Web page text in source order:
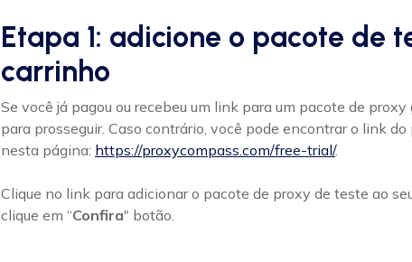
Etapa 1: adicione o pacote de
carrinho
Se você já pagou ou recebeu um link para um pacote de
para prosseguir. Caso contrário, você pode encontrar o link
nesta página: https://proxycompass.com/free-trial/.
Clique no link para adicionar o pacote de proxy de teste ao
clique em “Confira" botão.